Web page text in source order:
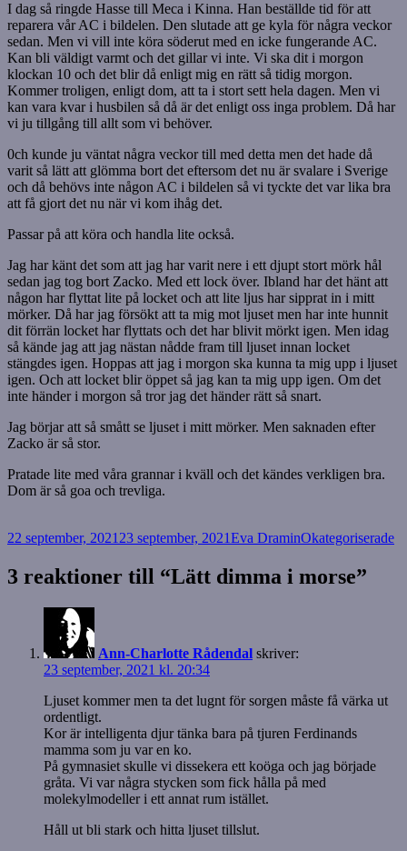
I dag så ringde Hasse till Meca i Kinna. Han beställde tid för att
reparera vår AC i bildelen. Den slutade att ge kyla för några veckor
sedan. Men vi vill inte köra söderut med en icke fungerande AC.
Kan bli väldigt varmt och det gillar vi inte. Vi ska dit i morgon
klockan 10 och det blir då enligt mig en rätt så tidig morgon.
Kommer troligen, enligt dom, att ta i stort sett hela dagen. Men vi
kan vara kvar i husbilen så då är det enligt oss inga problem. Då har
vi ju tillgång till allt som vi behöver.
0ch kunde ju väntat några veckor till med detta men det hade då
varit så lätt att glömma bort det eftersom det nu är svalare i Sverige
och då behövs inte någon AC i bildelen så vi tyckte det var lika bra
att få gjort det nu när vi kom ihåg det.
Passar på att köra och handla lite också.
Jag har känt det som att jag har varit nere i ett djupt stort mörk hål
sedan jag tog bort Zacko. Med ett lock över. Ibland har det hänt att
någon har flyttat lite på locket och att lite ljus har sipprat in i mitt
mörker. Då har jag försökt att ta mig mot ljuset men har inte hunnit
dit förrän locket har flyttats och det har blivit mörkt igen. Men idag
så kände jag att jag nästan nådde fram till ljuset innan locket
stängdes igen. Hoppas att jag i morgon ska kunna ta mig upp i ljuset
igen. Och att locket blir öppet så jag kan ta mig upp igen. Om det
inte händer i morgon så tror jag det händer rätt så snart.
Jag börjar att så smått se ljuset i mitt mörker. Men saknaden efter
Zacko är så stor.
Pratade lite med våra grannar i kväll och det kändes verkligen bra.
Dom är så goa och trevliga.
Postat
22 september, 2021 23 september, 2021Författare
Eva DraminKategorier
Okategoriserade
3 reaktioner till “Lätt dimma i morse”
Ann-Charlotte Rådendal skriver:
23 september, 2021 kl. 20:34
Ljuset kommer men ta det lugnt för sorgen måste få värka ut
ordentligt.
Kor är intelligenta djur tänka bara på tjuren Ferdinands
mamma som ju var en ko.
På gymnasiet skulle vi dissekera ett koöga och jag började
gråta. Vi var några stycken som fick hålla på med
molekylmodeller i ett annat rum istället.
Håll ut bli stark och hitta ljuset tillslut.